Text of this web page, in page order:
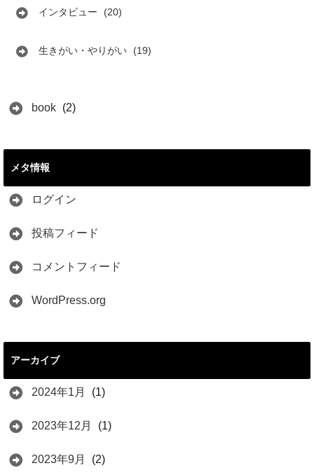
インタビュー (20)
生きがい・やりがい (19)
book (2)
メタ情報
ログイン
投稿フィード
コメントフィード
WordPress.org
アーカイブ
2024年1月 (1)
2023年12月 (1)
2023年9月 (2)